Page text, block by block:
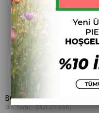
BOT
Stok Kodu (001 21-558)